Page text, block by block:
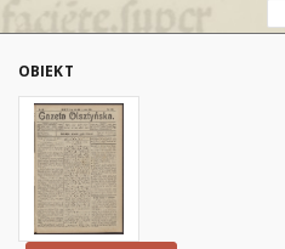
OBIEKT